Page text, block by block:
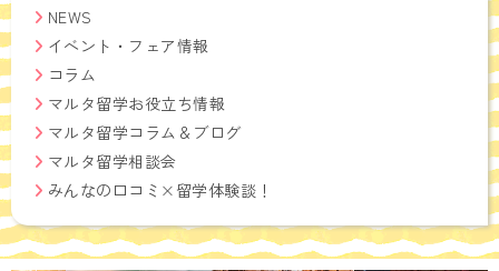
NEWS
イベント・フェア情報
コラム
マルタ留学お役立ち情報
マルタ留学コラム＆ブログ
マルタ留学相談会
みんなの口コミ×留学体験談！